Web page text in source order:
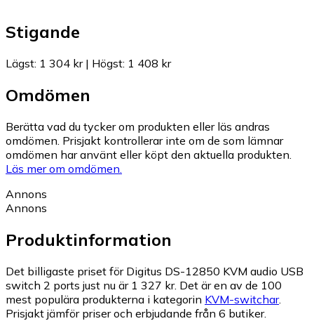
Stigande
Lägst: 1 304 kr| Högst: 1 408 kr
Omdömen
Berätta vad du tycker om produkten eller läs andras
omdömen. Prisjakt kontrollerar inte om de som lämnar
omdömen har använt eller köpt den aktuella produkten.
Läs mer om omdömen.
Annons
Annons
Produktinformation
Det billigaste priset för Digitus DS-12850 KVM audio USB
switch 2 ports just nu är 1 327 kr. Det är en av de 100
mest populära produkterna i kategorin KVM-switchar.
Prisjakt jämför priser och erbjudande från 6 butiker.